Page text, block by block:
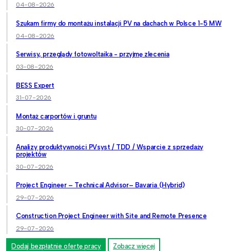
04-08-2026
Szukam firmy do montażu instalacji PV na dachach w Polsce 1-5 MW
04-08-2026
Serwisy, przeglądy fotowoltaika - przyjmę zlecenia
03-08-2026
BESS Expert
31-07-2026
Montaż carportów i gruntu
30-07-2026
Analizy produktywności PVsyst / TDD / Wsparcie z sprzedaży
projektów
30-07-2026
Project Engineer – Technical Advisor– Bavaria (Hybrid)
29-07-2026
Construction Project Engineer with Site and Remote Presence
29-07-2026
Dodaj bezpłatnie ofertę pracy Zobacz więcej